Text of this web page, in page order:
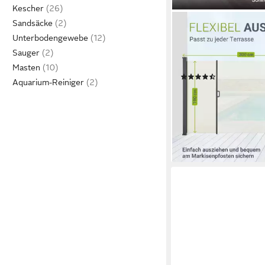
Kescher
Sandsäcke
Unterbodengewebe
Sauger
Masten
Aquarium-Reiniger
JUSKYS
Seitenmarkise Dubai
Sichtschutz,
wasserabweisend
ab 79,98 €
-20%
lieferbar - in 3-4